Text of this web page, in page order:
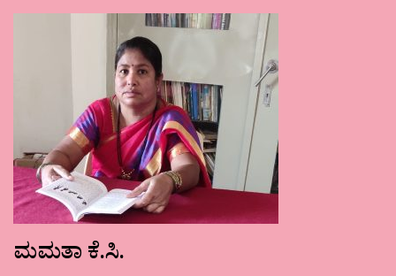
ಮಮತಾ ಕೆ.ಸಿ.